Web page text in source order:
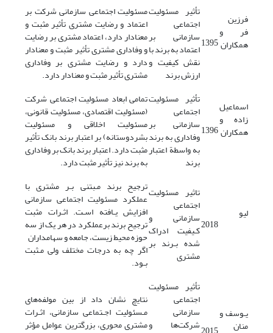
فرزین
فر و
همکاران1395
تأثیر مسئولیت
اجتماعی
سازمانی بر
اعتماد به برند با
نقش کیفیت و
ارزش برند
مسئولیت اجتماعی سازمانی شرکت بر
اعتماد و رضایت مشتری تأثیر مثبت و
معنادار دارد، اعتماد مشتری بر رضایت
و وفاداری مشتری تأثیر مثبت و معنادار
دارد و رضایت مشتری بر وفاداری
مشتری تأثیر مثبت و معنادار دارد.
اسماعیل
زاده و
همکاران1396
تأثیر مسئولیت
اجتماعی
سازمانی بر
وفاداری به برند
به واسطة اعتبار
برند
تمامی ابعاد مسئولیت اجتماعی شرکت
(مسئولیت اقتصادی، مسئولیت قانونی،
مسئولیت اخلاقی و مسئولیت
بشردوستانه) بر اعتبار برند بانک تأثیر
مثبت دارد. اعتبار برند بانک بر وفاداری
به برند نیز تأثیر مثبت دارد.
لیو
2018
تاثیر مسئولیت
اجتماعی
سازمانی و
کـیفیت ادراک
شده بـرند‌ بر
مشتری
ترجیح برند مـبتنی بـر مشتری با
عملکرد مسئولیت اجتماعی سازمانی
افزایش یـافته اسـت. اثـرات مثبت
ترجیح برند برعملکرد در هر یک‌ از‌ سه
حوزه محیط زیست‌، جامعه‌ و سهامداران
اگر چه به درجات مختلف ولی مـثبت
بـود.
یـوسف و
منان
تأثیر مسئولیت‌
اجتماعی
سازمانی‌
شرکت‌ها و
نتایچ نشان داد از بین مولفه‌های
مـسئولیت‌ اجـتماعی‌ سازمانی، اثـرات‌
مشتری محوری، بزرگترین عوامل مؤثر